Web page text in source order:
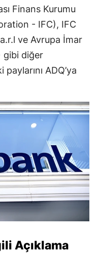
Finans Kurumu
- IFC), IFC
ve Avrupa İmar
gibi diğer
ADQ’ya
Açıklama